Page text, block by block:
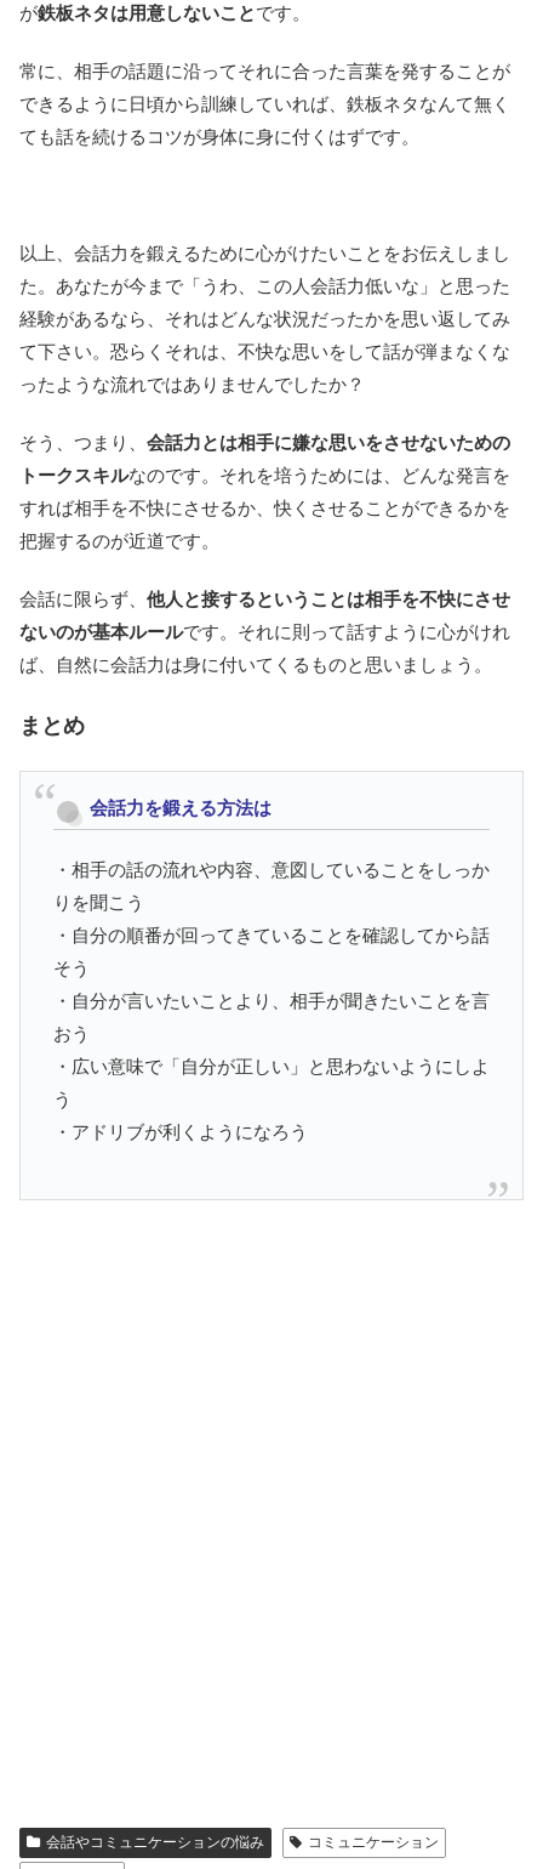
が鉄板ネタは用意しないことです。
常に、相手の話題に沿ってそれに合った言葉を発することが
できるように日頃から訓練していれば、鉄板ネタなんて無く
ても話を続けるコツが身体に身に付くはずです。
以上、会話力を鍛えるために心がけたいことをお伝えしまし
た。あなたが今まで「うわ、この人会話力低いな」と思った
経験があるなら、それはどんな状況だったかを思い返してみ
て下さい。恐らくそれは、不快な思いをして話が弾まなくな
ったような流れではありませんでしたか？
そう、つまり、 会話力とは相手に嫌な思いをさせないための
トークスキルなのです。それを培うためには、どんな発言を
すれば相手を不快にさせるか、快くさせることができるかを
把握するのが近道です。
会話に限らず、 他人と接するということは相手を不快にさせ
ないのが基本ルールです。それに則って話すように心がけれ
ば、自然に会話力は身に付いてくるものと思いましょう。
まとめ
会話力を鍛える方法は
・相手の話の流れや内容、意図していることをしっか
りを聞こう
・自分の順番が回ってきていることを確認してから話
そう
・自分が言いたいことより、相手が聞きたいことを言
おう
・広い意味で「自分が正しい」と思わないようにしよ
う
・アドリブが利くようになろう
会話やコミュニケーションの悩み
コミュニケーション